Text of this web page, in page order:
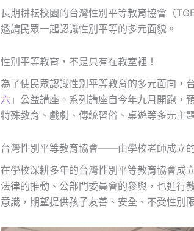
長期耕耘校園的台灣性別平等教育協會（
邀請民眾一起認識性別平等的多元面貌。
性別平等教育，不是只有在教室裡！
為了使民眾認識性別平等教育的多元面向，
六 」公益講座。系列講座自今年九月開跑，
特殊教育、戲劇、傳統習俗、桌遊等多元主
台灣性別平等教育協會——由學校老師成立
在學校深耕多年的台灣性別平等教育協會成
法律的推動、公部門委員會的參與，也進行
意識，期望提供孩子友善、安全、不受性別